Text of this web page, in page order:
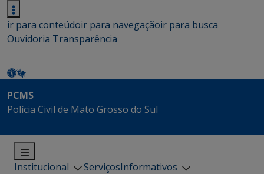
ir para conteúdoir para navegaçãoir para busca
Ouvidoria Transparência
PCMS
Polícia Civil de Mato Grosso do Sul
Institucional ServiçosInformativos